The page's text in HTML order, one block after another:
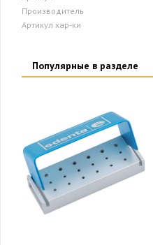
Производитель
Артикул хар-ки
Популярные в разделе